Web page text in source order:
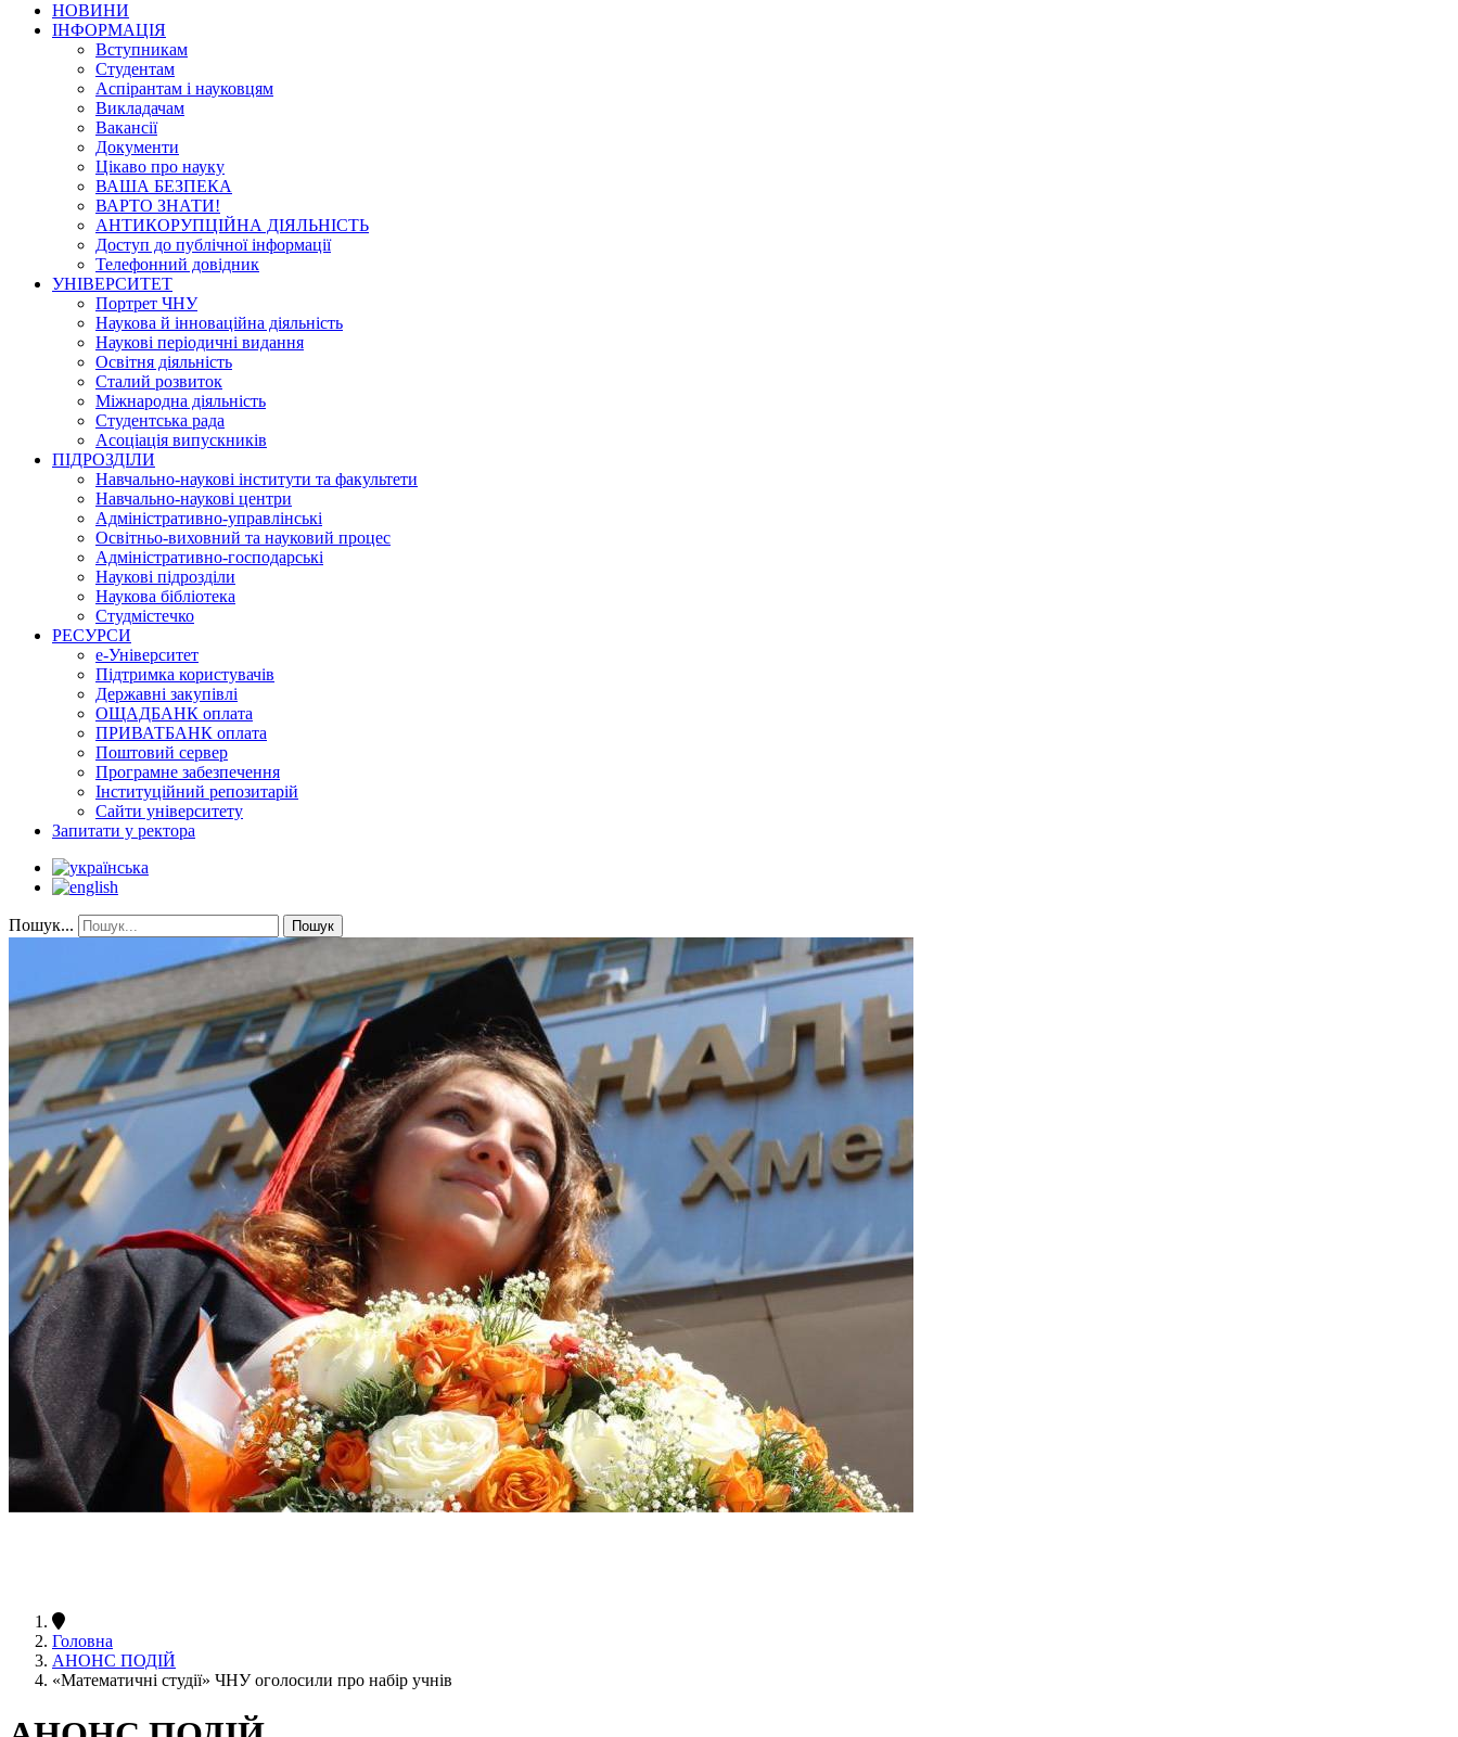
НОВИНИ
ІНФОРМАЦІЯ
Вступникам
Студентам
Аспірантам і науковцям
Викладачам
Вакансії
Документи
Цікаво про науку
ВАША БЕЗПЕКА
ВАРТО ЗНАТИ!
АНТИКОРУПЦІЙНА ДІЯЛЬНІСТЬ
Доступ до публічної інформації
Телефонний довідник
УНІВЕРСИТЕТ
Портрет ЧНУ
Наукова й інноваційна діяльність
Наукові періодичні видання
Освітня діяльність
Сталий розвиток
Міжнародна діяльність
Студентська рада
Асоціація випускників
ПІДРОЗДІЛИ
Навчально-наукові інститути та факультети
Навчально-наукові центри
Адміністративно-управлінські
Освітньо-виховний та науковий процес
Адміністративно-господарські
Наукові підрозділи
Наукова бібліотека
Студмістечко
РЕСУРСИ
е-Університет
Підтримка користувачів
Державні закупівлі
ОЩАДБАНК оплата
ПРИВАТБАНК оплата
Поштовий сервер
Програмне забезпечення
Інституційний репозитарій
Сайти університету
Запитати у ректора
Пошук... Пошук
Головна
АНОНС ПОДІЙ
«Математичні студії» ЧНУ оголосили про набір учнів